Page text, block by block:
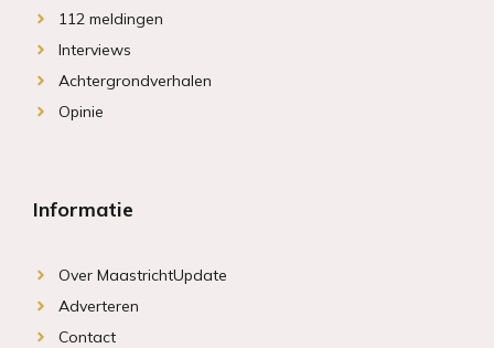
112 meldingen
Interviews
Achtergrondverhalen
Opinie
Informatie
Over MaastrichtUpdate
Adverteren
Contact